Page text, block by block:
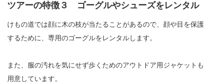
ツアーの特徴３ ゴーグルやシューズをレンタル
けもの道では顔に木の枝が当たることがあるので、顔や目を保護
するために、専用のゴーグルをレンタルします。
また、服の汚れを気にせず歩くためのアウトドア用ジャケットも
用意しています。